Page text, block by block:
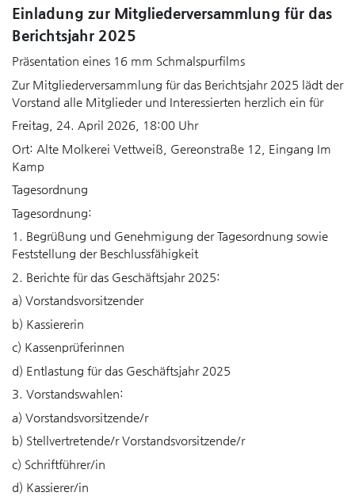
Einladung zur Mitgliederversammlung für das
Berichtsjahr 2025
Präsentation eines 16 mm Schmalspurfilms
Zur Mitgliederversammlung für das Berichtsjahr 2025 lädt der
Vorstand alle Mitglieder und Interessierten herzlich ein für
Freitag, 24. April 2026, 18:00 Uhr
Ort: Alte Molkerei Vettweiß, Gereonstraße 12, Eingang Im
Kamp
Tagesordnung
Tagesordnung:
1. Begrüßung und Genehmigung der Tagesordnung sowie
Feststellung der Beschlussfähigkeit
2. Berichte für das Geschäftsjahr 2025:
a) Vorstandsvorsitzender
b) Kassiererin
c) Kassenprüferinnen
d) Entlastung für das Geschäftsjahr 2025
3. Vorstandswahlen:
a) Vorstandsvorsitzende/r
b) Stellvertretende/r Vorstandsvorsitzende/r
c) Schriftführer/in
d) Kassierer/in